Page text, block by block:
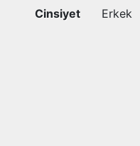
Cinsiyet Erkek